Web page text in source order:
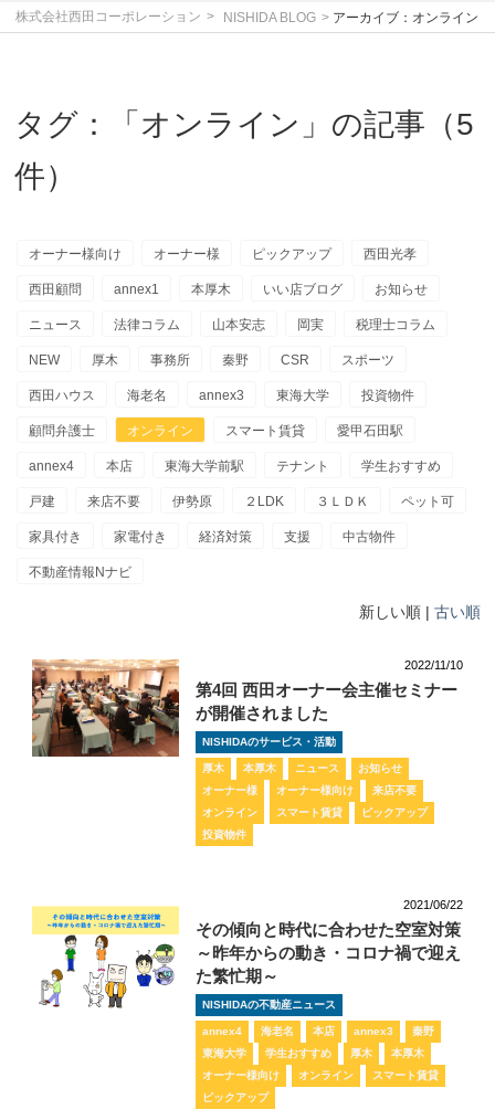
株式会社西田コーポレーション NISHIDA BLOG アーカイブ：オンライン
タグ：「オンライン」の記事（5
件）
オーナー様向け オーナー様 ピックアップ 西田光孝
西田顧問 annex1 本厚木 いい店ブログ お知らせ
ニュース 法律コラム 山本安志 岡実 税理士コラム
NEW 厚木 事務所 秦野 CSR スポーツ
西田ハウス 海老名 annex3 東海大学 投資物件
顧問弁護士 オンライン スマート賃貸 愛甲石田駅
annex4 本店 東海大学前駅 テナント 学生おすすめ
戸建 来店不要 伊勢原 ２LDK ３ＬＤＫ ペット可
家具付き 家電付き 経済対策 支援 中古物件
不動産情報Nナビ
新しい順 | 古い順
2022/11/10
第4回 西田オーナー会主催セミナー
が開催されました
NISHIDAのサービス・活動
厚木 本厚木 ニュース
お知らせ
オーナー様
オーナー様向け
来店不要
オンライン
スマート賃貸
ピックアップ
投資物件
2021/06/22
その傾向と時代に合わせた空室対策
～昨年からの動き・コロナ禍で迎え
た繁忙期～
NISHIDAの不動産ニュース
annex4 海老名 本店 annex3
秦野
東海大学
学生おすすめ 厚木
本厚木
オーナー様向け
オンライン
スマート賃貸
ピックアップ